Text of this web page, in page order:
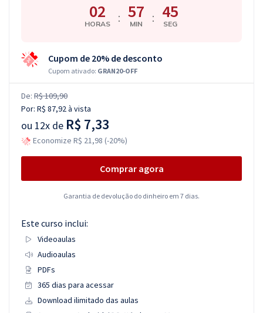
02
HORAS : 57
MIN : 44
SEG
Cupom de 20% de desconto
Cupom ativado: GRAN20-OFF
De: R$ 109,90
Por: R$ 87,92à vista
ou 12x de R$ 7,33
Economize R$ 21,98 (-20%)
Comprar agora
Garantia de devolução do dinheiro em 7 dias.
Este curso inclui:
Videoaulas
Audioaulas
PDFs
365 dias para acessar
Download ilimitado das aulas